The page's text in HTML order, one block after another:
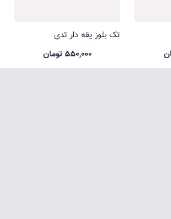
تک بلوز یقه دار تدی
550,000 تومان